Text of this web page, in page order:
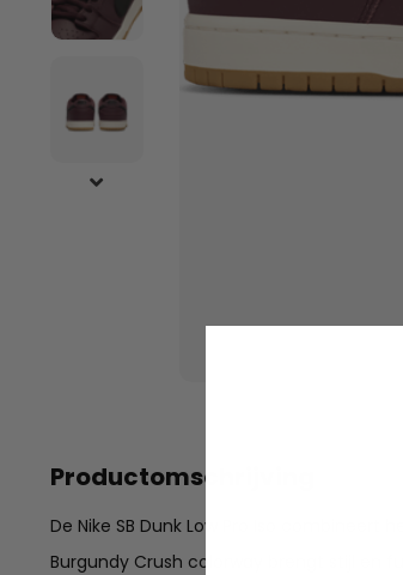
Productomschrijving
De Nike SB Dunk Low Pro Iso combineert
Burgundy Crush colorway brengt stijl en